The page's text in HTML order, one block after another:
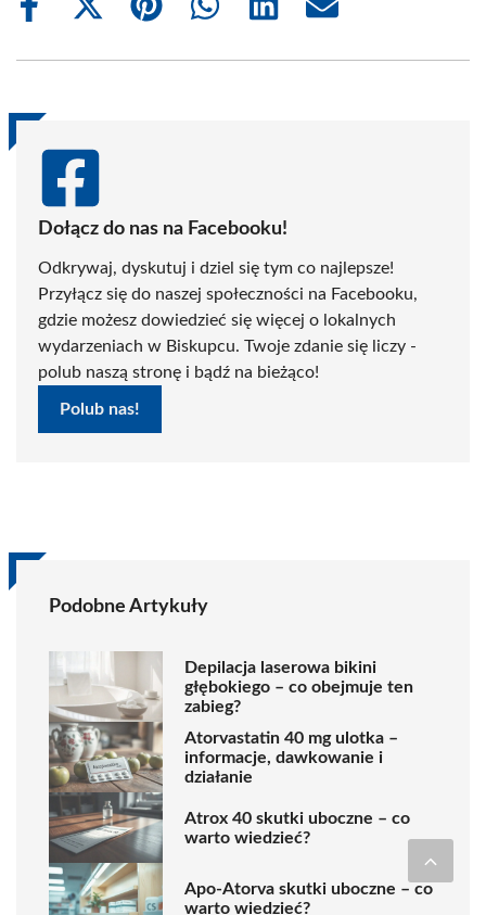
Share
Share
(Twitter)
Share
Share
Share
Share
Dołącz do nas na Facebooku!
Odkrywaj, dyskutuj i dziel się tym co najlepsze!
Przyłącz się do naszej społeczności na Facebooku,
gdzie możesz dowiedzieć się więcej o lokalnych
wydarzeniach w Biskupcu. Twoje zdanie się liczy -
polub naszą stronę i bądź na bieżąco!
Polub nas!
Podobne Artykuły
Depilacja laserowa bikini
głębokiego – co obejmuje ten
zabieg?
Atorvastatin 40 mg ulotka –
informacje, dawkowanie i
działanie
Atrox 40 skutki uboczne – co
warto wiedzieć?
Apo-Atorva skutki uboczne – co
warto wiedzieć?